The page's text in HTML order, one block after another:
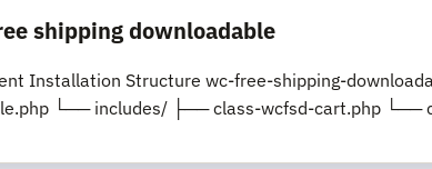
shipping downloadable
Installation Structure wc-free-shipping-
└── includes/ ├── class-wcfsd-cart.php └──